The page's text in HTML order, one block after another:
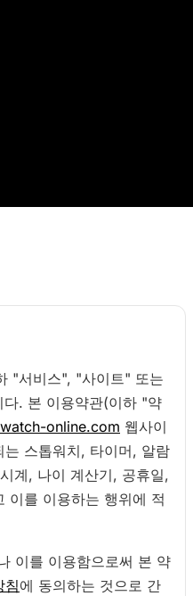
"서비스", "사이트" 또는
. 본 이용약관(이하 "약
online.com 웹사이
스톱워치, 타이머, 알람
계, 나이 계산기, 공휴일,
이를 이용하는 행위에 적
이를 이용함으로써 본 약
침에 동의하는 것으로 간